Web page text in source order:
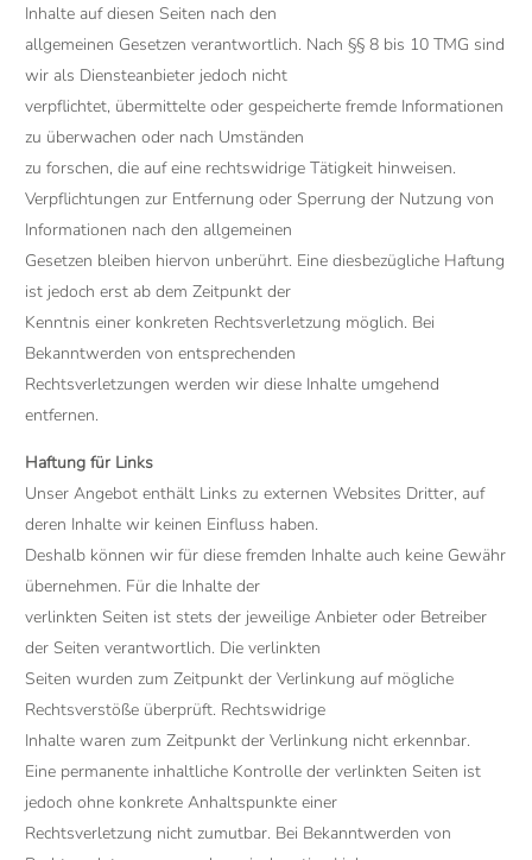
Inhalte auf diesen Seiten nach den
allgemeinen Gesetzen verantwortlich. Nach §§ 8 bis 10 TMG sind
wir als Diensteanbieter jedoch nicht
verpflichtet, übermittelte oder gespeicherte fremde Informationen
zu überwachen oder nach Umständen
zu forschen, die auf eine rechtswidrige Tätigkeit hinweisen.
Verpflichtungen zur Entfernung oder Sperrung der Nutzung von
Informationen nach den allgemeinen
Gesetzen bleiben hiervon unberührt. Eine diesbezügliche Haftung
ist jedoch erst ab dem Zeitpunkt der
Kenntnis einer konkreten Rechtsverletzung möglich. Bei
Bekanntwerden von entsprechenden
Rechtsverletzungen werden wir diese Inhalte umgehend
entfernen.
Haftung für Links
Unser Angebot enthält Links zu externen Websites Dritter, auf
deren Inhalte wir keinen Einfluss haben.
Deshalb können wir für diese fremden Inhalte auch keine Gewähr
übernehmen. Für die Inhalte der
verlinkten Seiten ist stets der jeweilige Anbieter oder Betreiber
der Seiten verantwortlich. Die verlinkten
Seiten wurden zum Zeitpunkt der Verlinkung auf mögliche
Rechtsverstöße überprüft. Rechtswidrige
Inhalte waren zum Zeitpunkt der Verlinkung nicht erkennbar.
Eine permanente inhaltliche Kontrolle der verlinkten Seiten ist
jedoch ohne konkrete Anhaltspunkte einer
Rechtsverletzung nicht zumutbar. Bei Bekanntwerden von